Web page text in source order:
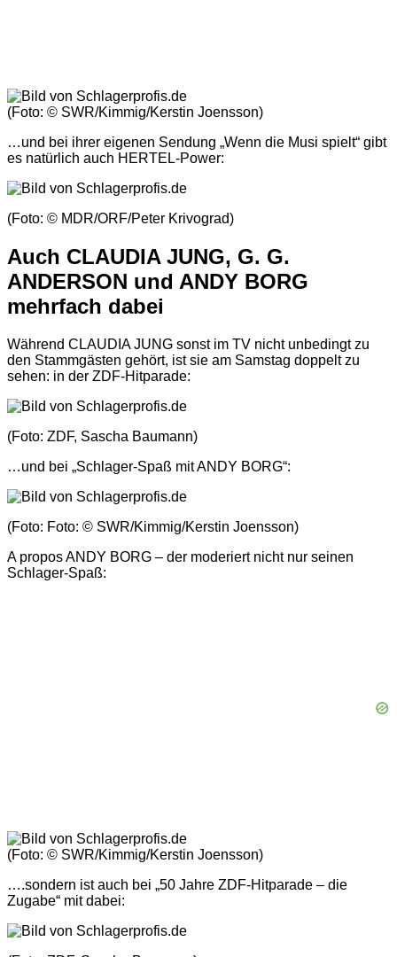
(Foto: © SWR/Kimmig/Kerstin Joensson)
…und bei ihrer eigenen Sendung „Wenn die Musi spielt“ gibt
es natürlich auch HERTEL-Power:
(Foto: © MDR/ORF/Peter Krivograd)
Auch CLAUDIA JUNG, G. G.
ANDERSON und ANDY BORG
mehrfach dabei
Während CLAUDIA JUNG sonst im TV nicht unbedingt zu
den Stammgästen gehört, ist sie am Samstag doppelt zu
sehen: in der ZDF-Hitparade:
(Foto: ZDF, Sascha Baumann)
…und bei „Schlager-Spaß mit ANDY BORG“:
(Foto: Foto: © SWR/Kimmig/Kerstin Joensson)
A propos ANDY BORG – der moderiert nicht nur seinen
Schlager-Spaß:
(Foto: © SWR/Kimmig/Kerstin Joensson)
….sondern ist auch bei „50 Jahre ZDF-Hitparade – die
Zugabe“ mit dabei: